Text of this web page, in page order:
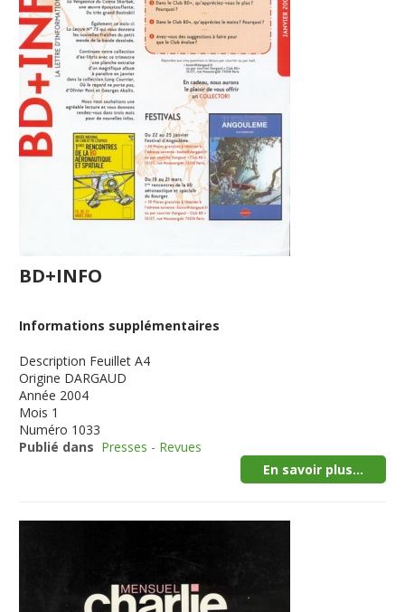
BD+INFO
Informations supplémentaires
Description Feuillet A4
Origine DARGAUD
Année 2004
Mois 1
Numéro 1033
Publié dans Presses - Revues
En savoir plus...